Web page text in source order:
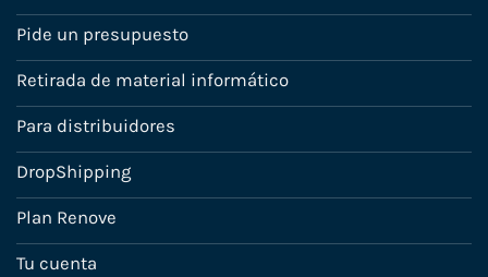
Pide un presupuesto
Retirada de material informático
Para distribuidores
DropShipping
Plan Renove
Tu cuenta